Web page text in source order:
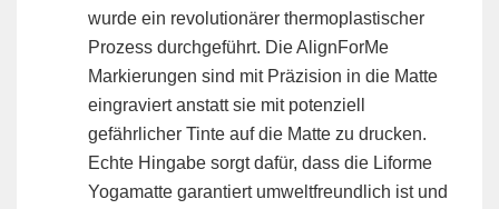
wurde ein revolutionärer thermoplastischer
Prozess durchgeführt. Die AlignForMe
Markierungen sind mit Präzision in die Matte
eingraviert anstatt sie mit potenziell
gefährlicher Tinte auf die Matte zu drucken.
Echte Hingabe sorgt dafür, dass die Liforme
Yogamatte garantiert umweltfreundlich ist und